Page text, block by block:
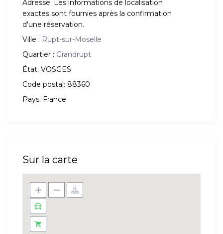
Adresse: Les informations de localisation
exactes sont fournies après la confirmation
d'une réservation.
Ville : Rupt-sur-Moselle
Quartier : Grandrupt
État: VOSGES
Code postal: 88360
Pays: France
Sur la carte